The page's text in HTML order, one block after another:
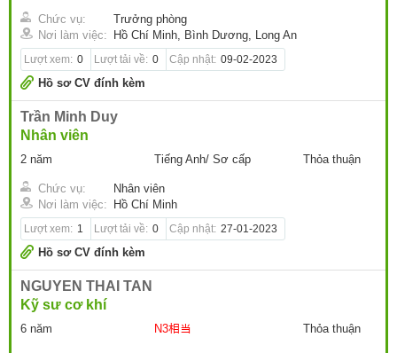
Chức vụ:
Trưởng phòng
Nơi làm việc:
Hồ Chí Minh, Bình Dương, Long An
Lượt xem: 0 Lượt tải về: 0 Cập nhật: 09-02-2023
Hồ sơ CV đính kèm
Trần Minh Duy
Nhân viên
2 năm Tiếng Anh/ Sơ cấp Thỏa thuận
Chức vụ:
Nhân viên
Nơi làm việc:
Hồ Chí Minh
Lượt xem: 1 Lượt tải về: 0 Cập nhật: 27-01-2023
Hồ sơ CV đính kèm
NGUYEN THAI TAN
Kỹ sư cơ khí
6 năm N3相当 Thỏa thuận